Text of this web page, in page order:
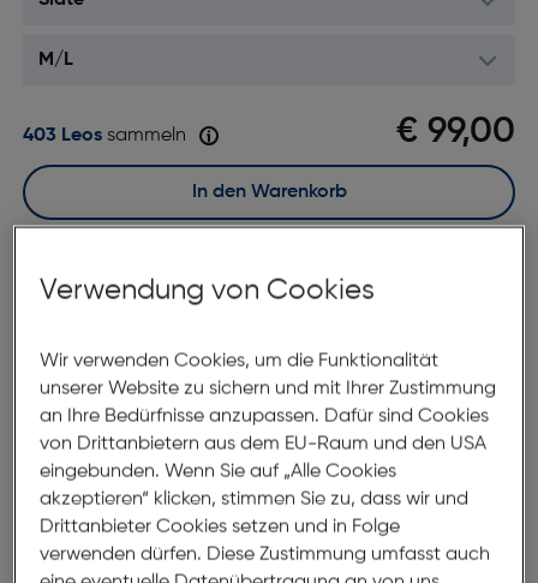
€ 99,00
403 Leossammeln
In den Warenkorb
7 bis 9 Werktage Lieferzeit
Nach Hause liefern
Selbstabholung in Verfügbarkeit prüfen
Produktbeschreibung
Verwendung von Cookies
Wir verwenden Cookies, um die Funktionalität
unserer Website zu sichern und mit Ihrer Zustimmung
an Ihre Bedürfnisse anzupassen. Dafür sind Cookies
von Drittanbietern aus dem EU-Raum und den USA
eingebunden. Wenn Sie auf „Alle Cookies
akzeptieren“ klicken, stimmen Sie zu, dass wir und
Drittanbieter Cookies setzen und in Folge
verwenden dürfen. Diese Zustimmung umfasst auch